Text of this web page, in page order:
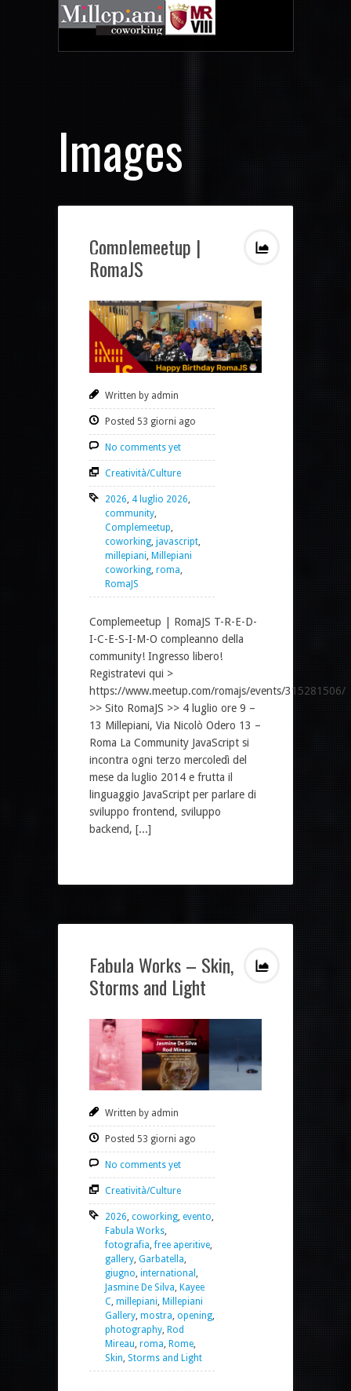
Images
Complemeetup |
RomaJS
Written by admin
Posted 53 giorni ago
No comments yet
Creatività/Culture
2026 4 luglio 2026
community
Complemeetup
coworking javascript
millepiani Millepiani
coworking roma
RomaJS
Complemeetup | RomaJS T-R-E-D-
I-C-E-S-I-M-O compleanno della
community! Ingresso libero!
Registratevi qui >
https://www.meetup.com/romajs/events/315281506/
>> Sito RomaJS >> 4 luglio ore 9 –
13 Millepiani, Via Nicolò Odero 13 –
Roma La Community JavaScript si
incontra ogni terzo mercoledì del
mese da luglio 2014 e frutta il
linguaggio JavaScript per parlare di
sviluppo frontend, sviluppo
backend, [...]
Fabula Works – Skin,
Storms and Light
Written by admin
Posted 53 giorni ago
No comments yet
Creatività/Culture
2026, coworking, evento,
Fabula Works,
fotografia,free aperitive,
gallery, Garbatella,
giugno, international ,
Jasmine De Silva, Kayee
C, millepiani, Millepiani
Gallery, mostra, opening,
photography, Rod
Mireau, roma, Rome,
Skin, Storms and Light